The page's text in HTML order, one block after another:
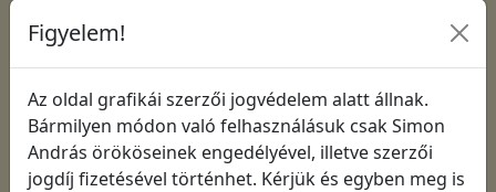
Figyelem!
Az oldal grafikái szerzői jogvédelem alatt állnak.
Bármilyen módon való felhasználásuk csak Simon
András örököseinek engedélyével, illetve szerzői
jogdíj fizetésével történhet. Kérjük és egyben meg is